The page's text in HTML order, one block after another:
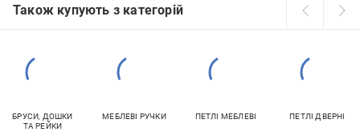
Також купують з категорій
БРУСИ, ДОШКИ
ТА РЕЙКИ
МЕБЛЕВІ РУЧКИ ПЕТЛІ МЕБЛЕВІ ПЕТЛІ ДВЕРНІ